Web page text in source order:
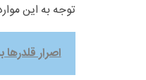
توجه به این
اصرار